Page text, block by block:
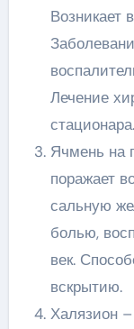
Возникает
Лечение
стационара.
Ячмень на
поражает
сальную
болью,
век.
вскрытию.
Халязион